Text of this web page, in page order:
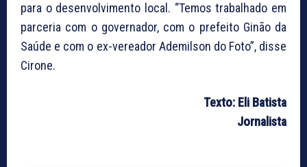
para o desenvolvimento local. “Temos trabalhado em
parceria com o governador, com o prefeito Ginão da
Saúde e com o ex-vereador Ademilson do Foto”, disse
Cirone.
Texto: Eli Batista
Jornalista